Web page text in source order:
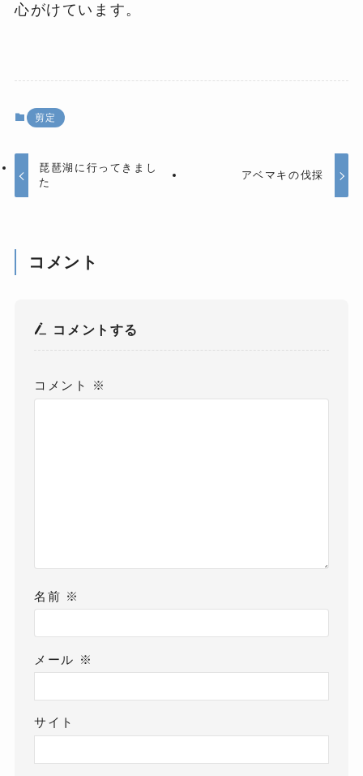
心がけています。
剪定
琵琶湖に行ってきまし
た
アベマキの伐採
コメント
コメントする
コメント ※
名前 ※
メール ※
サイト